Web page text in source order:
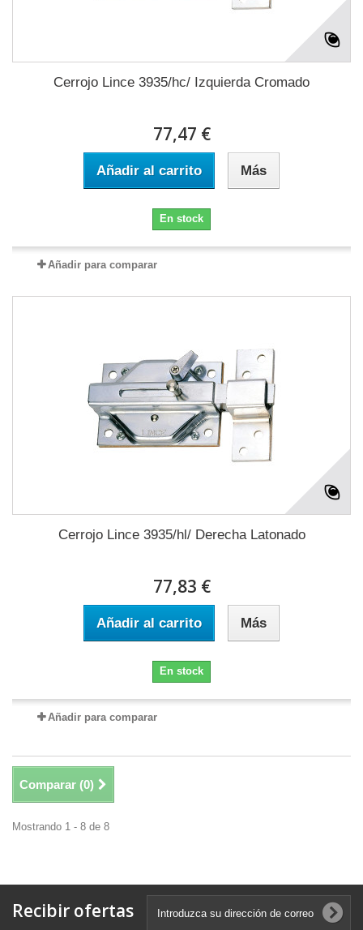
Cerrojo Lince 3935/hc/ Izquierda Cromado
77,47 €
Añadir al carrito Más
En stock
Añadir para comparar
Cerrojo Lince 3935/hl/ Derecha Latonado
77,83 €
Añadir al carrito Más
En stock
Añadir para comparar
Comparar (0)
Mostrando 1 - 8 de 8
Recibir ofertas